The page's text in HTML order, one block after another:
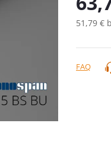
51,79 €
cena:
FAQ